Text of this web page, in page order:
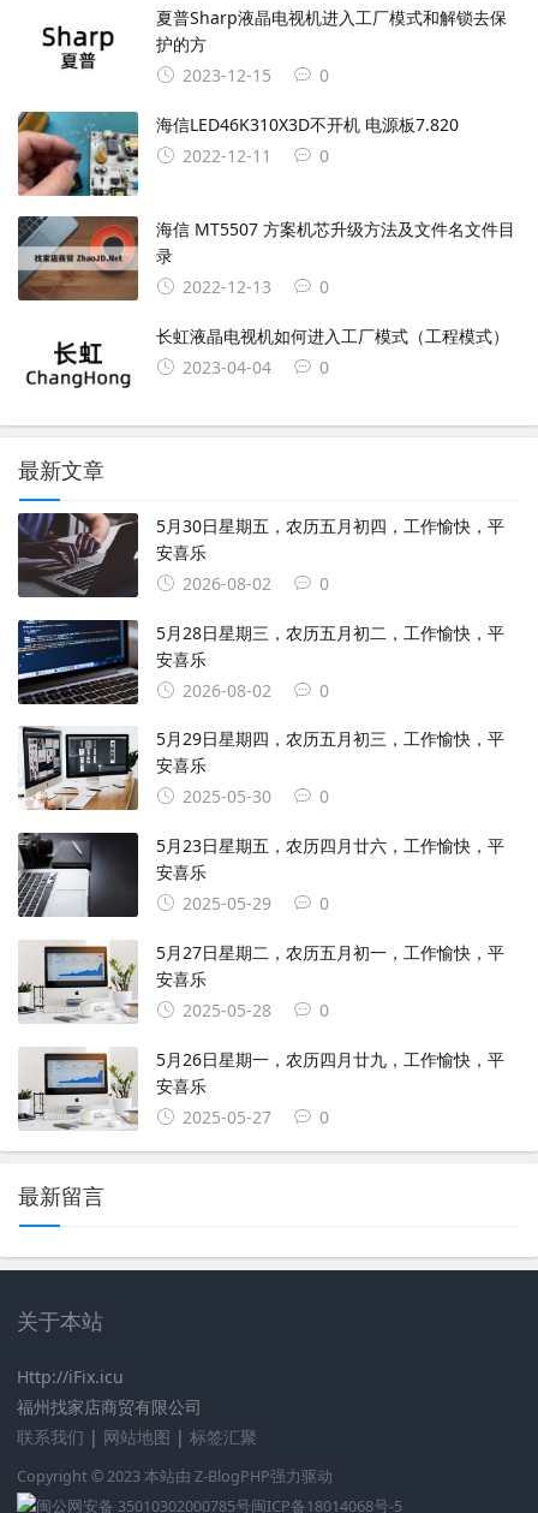
夏普Sharp液晶电视机进入工厂模式和解锁去保
护的方
2023-12-15
0
海信LED46K310X3D不开机 电源板7.820
2022-12-11
0
海信 MT5507 方案机芯升级方法及文件名文件目
录
2022-12-13
0
长虹液晶电视机如何进入工厂模式（工程模式）
2023-04-04
0
最新文章
5月30日星期五，农历五月初四，工作愉快，平
安喜乐
2026-08-02
0
5月28日星期三，农历五月初二，工作愉快，平
安喜乐
2026-08-02
0
5月29日星期四，农历五月初三，工作愉快，平
安喜乐
2025-05-30
0
5月23日星期五，农历四月廿六，工作愉快，平
安喜乐
2025-05-29
0
5月27日星期二，农历五月初一，工作愉快，平
安喜乐
2025-05-28
0
5月26日星期一，农历四月廿九，工作愉快，平
安喜乐
2025-05-27
0
最新留言
关于本站
Http://iFix.icu
福州找家店商贸有限公司
联系我们 | 网站地图 | 标签汇聚
Copyright © 2023 本站由 Z-BlogPHP强力驱动
闽公网安备 35010302000785号闽ICP备18014068号-5